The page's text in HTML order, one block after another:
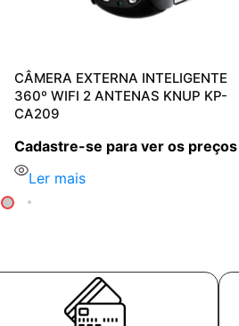
CÂMERA EXTERNA INTELIGENTE
360º WIFI 2 ANTENAS KNUP KP-
CA209
Cadastre-se para ver os preços
Ler mais